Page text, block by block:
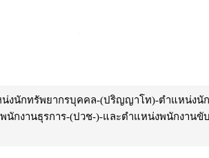
น่งนักทรัพยากรบุคคล-(ปริญญาโท)-ตำแหน่งนั
นักงานธุรการ-(ปวช-)-และตำแหน่งพนักงานขั